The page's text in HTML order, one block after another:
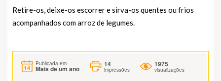
Retire-os, deixe-os escorrer e sirva-os quentes ou frios
acompanhados com arroz de legumes.
Publicada em
Mais de um ano
14
impressões
1975
visualizações